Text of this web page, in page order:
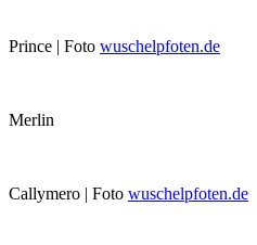
Prince | Foto wuschelpfoten.de
Merlin
Callymero | Foto wuschelpfoten.de